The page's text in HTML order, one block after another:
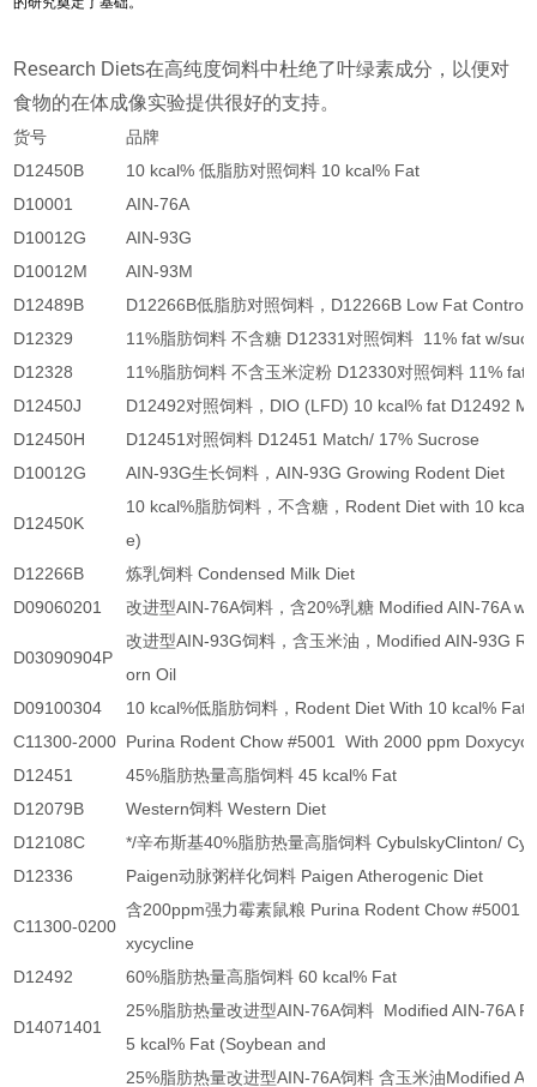
Research Diets在高纯度饲料中杜绝了叶绿素成分，以便对
食物的在体成像实验提供很好的支持。
货号
品牌
D12450B
10 kcal% 低脂肪对照饲料 10 kcal% Fat
D10001
AIN-76A
D10012G
AIN-93G
D10012M
AIN-93M
D12489B
D12266B低脂肪对照饲料，D12266B Low Fat Control
D12329
11%脂肪饲料 不含糖 D12331对照饲料 11% fat w/
D12328
11%脂肪饲料 不含玉米淀粉 D12330对照饲料 11% fat
D12450J
D12492对照饲料，DIO (LFD) 10 kcal% fat D12492
D12450H
D12451对照饲料 D12451 Match/ 17% Sucrose
D10012G
AIN-93G生长饲料，AIN-93G Growing Rodent Diet
D12450K
10 kcal%脂肪饲料，不含糖，Rodent Diet with 10
e)
D12266B
炼乳饲料 Condensed Milk Diet
D09060201
改进型AIN-76A饲料，含20%乳糖 Modified AIN-76A
D03090904P
改进型AIN-93G饲料，含玉米油，Modified AIN-93G
orn Oil
D09100304
10 kcal%低脂肪饲料，Rodent Diet With 10 kcal% Fat
C11300-2000 Purina Rodent Chow #5001 With 2000 ppm
D12451
45%脂肪热量高脂饲料 45 kcal% Fat
D12079B
Western饲料 Western Diet
D12108C
*/辛布斯基40%脂肪热量高脂饲料 CybulskyClinton/
D12336
Paigen动脉粥样化饲料 Paigen Atherogenic Diet
C11300-0200
含200ppm强力霉素鼠粮 Purina Rodent Chow #5001
xycycline
D12492
60%脂肪热量高脂饲料 60 kcal% Fat
D14071401
25%脂肪热量改进型AIN-76A饲料 Modified AIN-76A
5 kcal% Fat (Soybean and
25%脂肪热量改进型AIN-76A饲料 含玉米油Modified